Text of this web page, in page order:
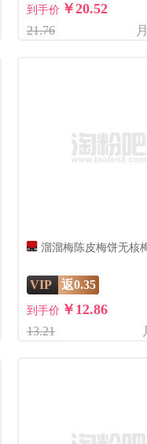
到手价 ￥20.52
21.76
溜溜梅陈皮梅饼无核
VIP 返0.35
到手价 ￥12.86
13.21